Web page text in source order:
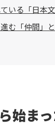
いる「日本
む「仲間」
始ま